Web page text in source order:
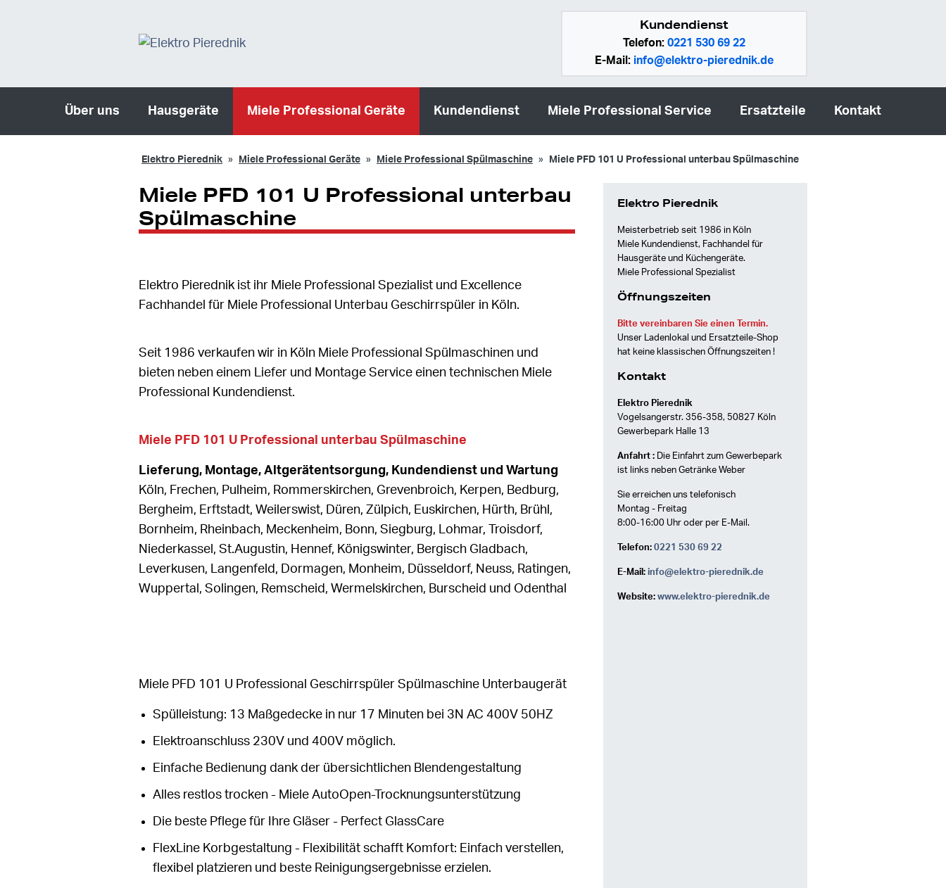
Kundendienst
Telefon: 0221 530 69 22
E-Mail: info@elektro-pierednik.de
Über uns Hausgeräte Miele Professional Geräte Kundendienst Miele Professional Service Ersatzteile Kontakt
Elektro Pierednik Miele Professional Geräte Miele Professional Spülmaschine Miele PFD 101 U Professional unterbau Spülmaschine
Miele PFD 101 U Professional unterbau
Spülmaschine
Elektro Pierednik ist ihr Miele Professional Spezialist und Excellence
Fachhandel für Miele Professional Unterbau Geschirrspüler in Köln.
Seit 1986 verkaufen wir in Köln Miele Professional Spülmaschinen und
bieten neben einem Liefer und Montage Service einen technischen Miele
Professional Kundendienst.
Miele PFD 101 U Professional unterbau Spülmaschine
Lieferung, Montage, Altgerätentsorgung, Kundendienst und Wartung
Köln, Frechen, Pulheim, Rommerskirchen, Grevenbroich, Kerpen, Bedburg,
Bergheim, Erftstadt, Weilerswist, Düren, Zülpich, Euskirchen, Hürth, Brühl,
Bornheim, Rheinbach, Meckenheim, Bonn, Siegburg, Lohmar, Troisdorf,
Niederkassel, St.Augustin, Hennef, Königswinter, Bergisch Gladbach,
Leverkusen, Langenfeld, Dormagen, Monheim, Düsseldorf, Neuss, Ratingen,
Wuppertal, Solingen, Remscheid, Wermelskirchen, Burscheid und Odenthal
Miele PFD 101 U Professional Geschirrspüler Spülmaschine Unterbaugerät
Spülleistung: 13 Maßgedecke in nur 17 Minuten bei 3N AC 400V 50HZ
Elektroanschluss 230V und 400V möglich.
Einfache Bedienung dank der übersichtlichen Blendengestaltung
Alles restlos trocken - Miele AutoOpen-Trocknungsunterstützung
Die beste Pflege für Ihre Gläser - Perfect GlassCare
FlexLine Korbgestaltung - Flexibilität schafft Komfort: Einfach verstellen,
flexibel platzieren und beste Reinigungsergebnisse erzielen.
Elektro Pierednik
Meisterbetrieb seit 1986 in Köln
Miele Kundendienst, Fachhandel für
Hausgeräte und Küchengeräte.
Miele Professional Spezialist
Öffnungszeiten
Bitte vereinbaren Sie einen Termin.
Unser Ladenlokal und Ersatzteile-Shop
hat keine klassischen Öffnungszeiten !
Kontakt
Elektro Pierednik
Vogelsangerstr. 356-358, 50827 Köln
Gewerbepark Halle 13
Anfahrt : Die Einfahrt zum Gewerbepark
ist links neben Getränke Weber
Sie erreichen uns telefonisch
Montag - Freitag
8:00-16:00 Uhr oder per E-Mail.
Telefon: 0221 530 69 22
E-Mail: info@elektro-pierednik.de
Website: www.elektro-pierednik.de